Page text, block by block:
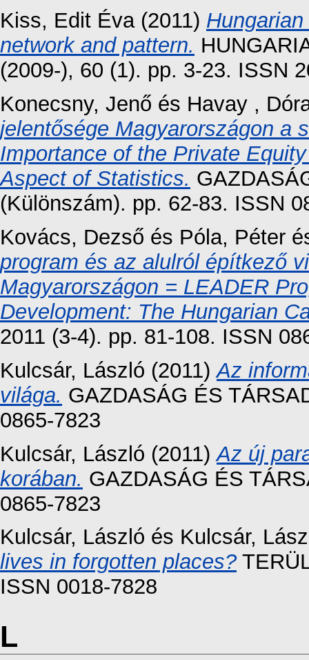
Kiss, Edit Éva(2011)
network and pattern.
(2009-), 60 (1). pp. 3-23. ISSN
Konecsny, Jenő és Havay ,
jelentősége Magyarországon a
Importance of the Private
Aspect of Statistics.
(Különszám). pp. 62-83. ISSN
Kovács, Dezső és Póla, Péter
program és az alulról építkező
Magyarországon = LEADER
Development: The Hungarian
2011 (3-4). pp. 81-108. ISSN
Kulcsár, László (2011)Az
világa. GAZDASÁG ÉS
0865-7823
Kulcsár, László (2011)Az új
korában. GAZDASÁG ÉS
0865-7823
Kulcsár, László és Kulcsár,
lives in forgotten places?
ISSN 0018-7828
L